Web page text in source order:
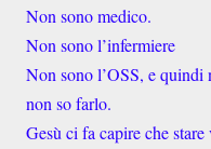
Non sono medico.
Non sono l’infermiere
Non sono l’OSS, e quindi
non so farlo.
Gesù ci fa capire che